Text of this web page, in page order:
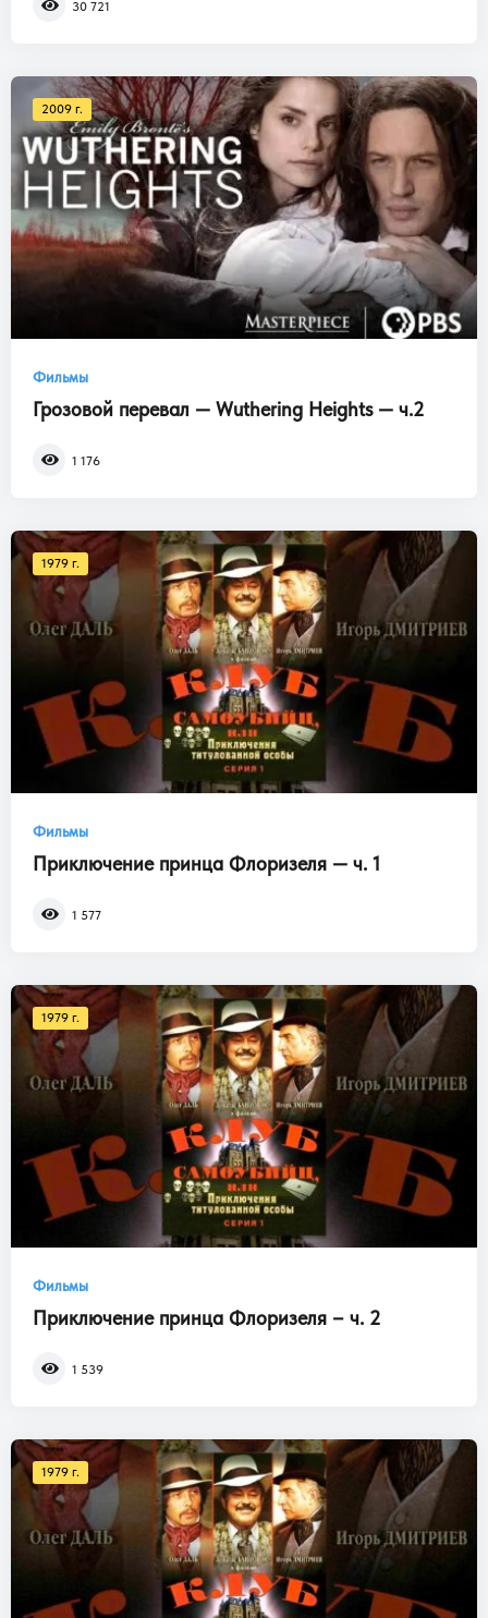
30 721
2009 г.
Фильмы
Грозовой перевал — Wuthering Heights — ч.2
1 176
1979 г.
Фильмы
Приключение принца Флоризеля — ч. 1
1 577
1979 г.
Фильмы
Приключение принца Флоризеля – ч. 2
1 539
1979 г.